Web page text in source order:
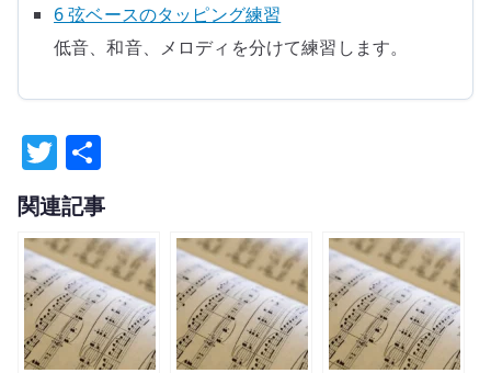
6 弦ベースのタッピング練習
低音、和音、メロディを分けて練習します。
T
w
it
te
r
有
関連記事